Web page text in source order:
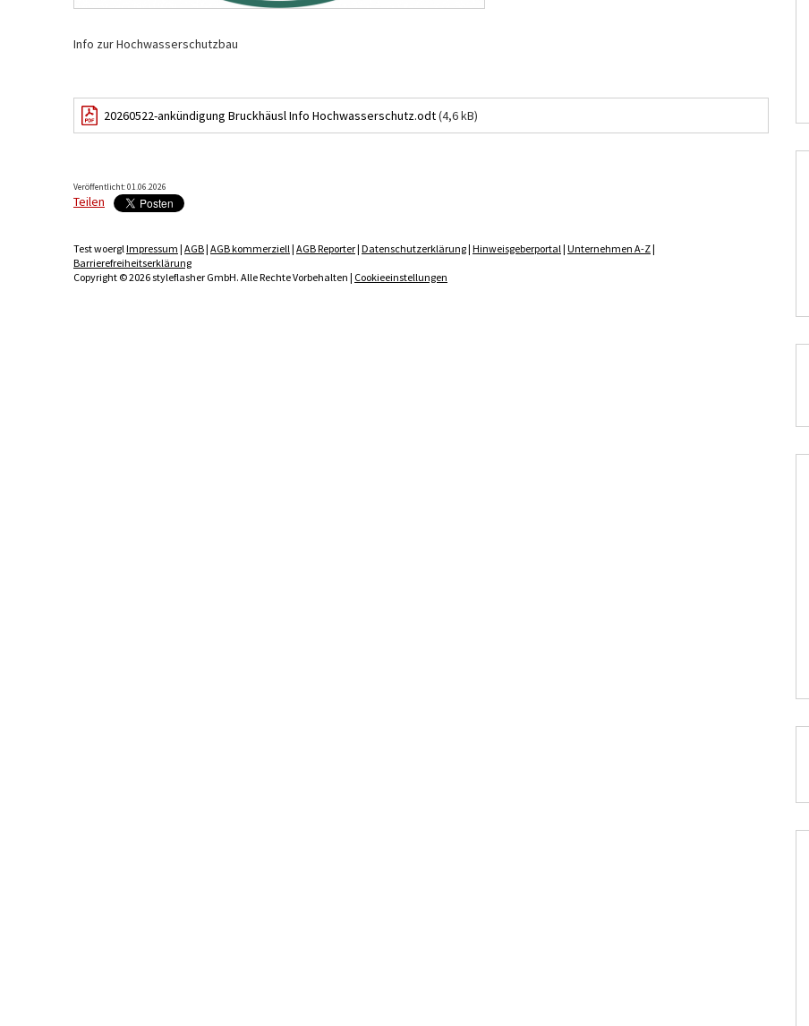
Info zur Hochwasserschutzbau
20260522-ankündigung Bruckhäusl Info Hochwasserschutz.odt(4,6 kB)
Veröffentlicht: 01.06.2026
Teilen
Test woerglImpressum | AGB| AGB kommerziell| AGB Reporter| Datenschutzerklärung| Hinweisgeberportal| Unternehmen A-Z|
Barrierefreiheitserklärung
Copyright © 2026 styleflasher GmbH. Alle Rechte Vorbehalten | Cookieeinstellungen